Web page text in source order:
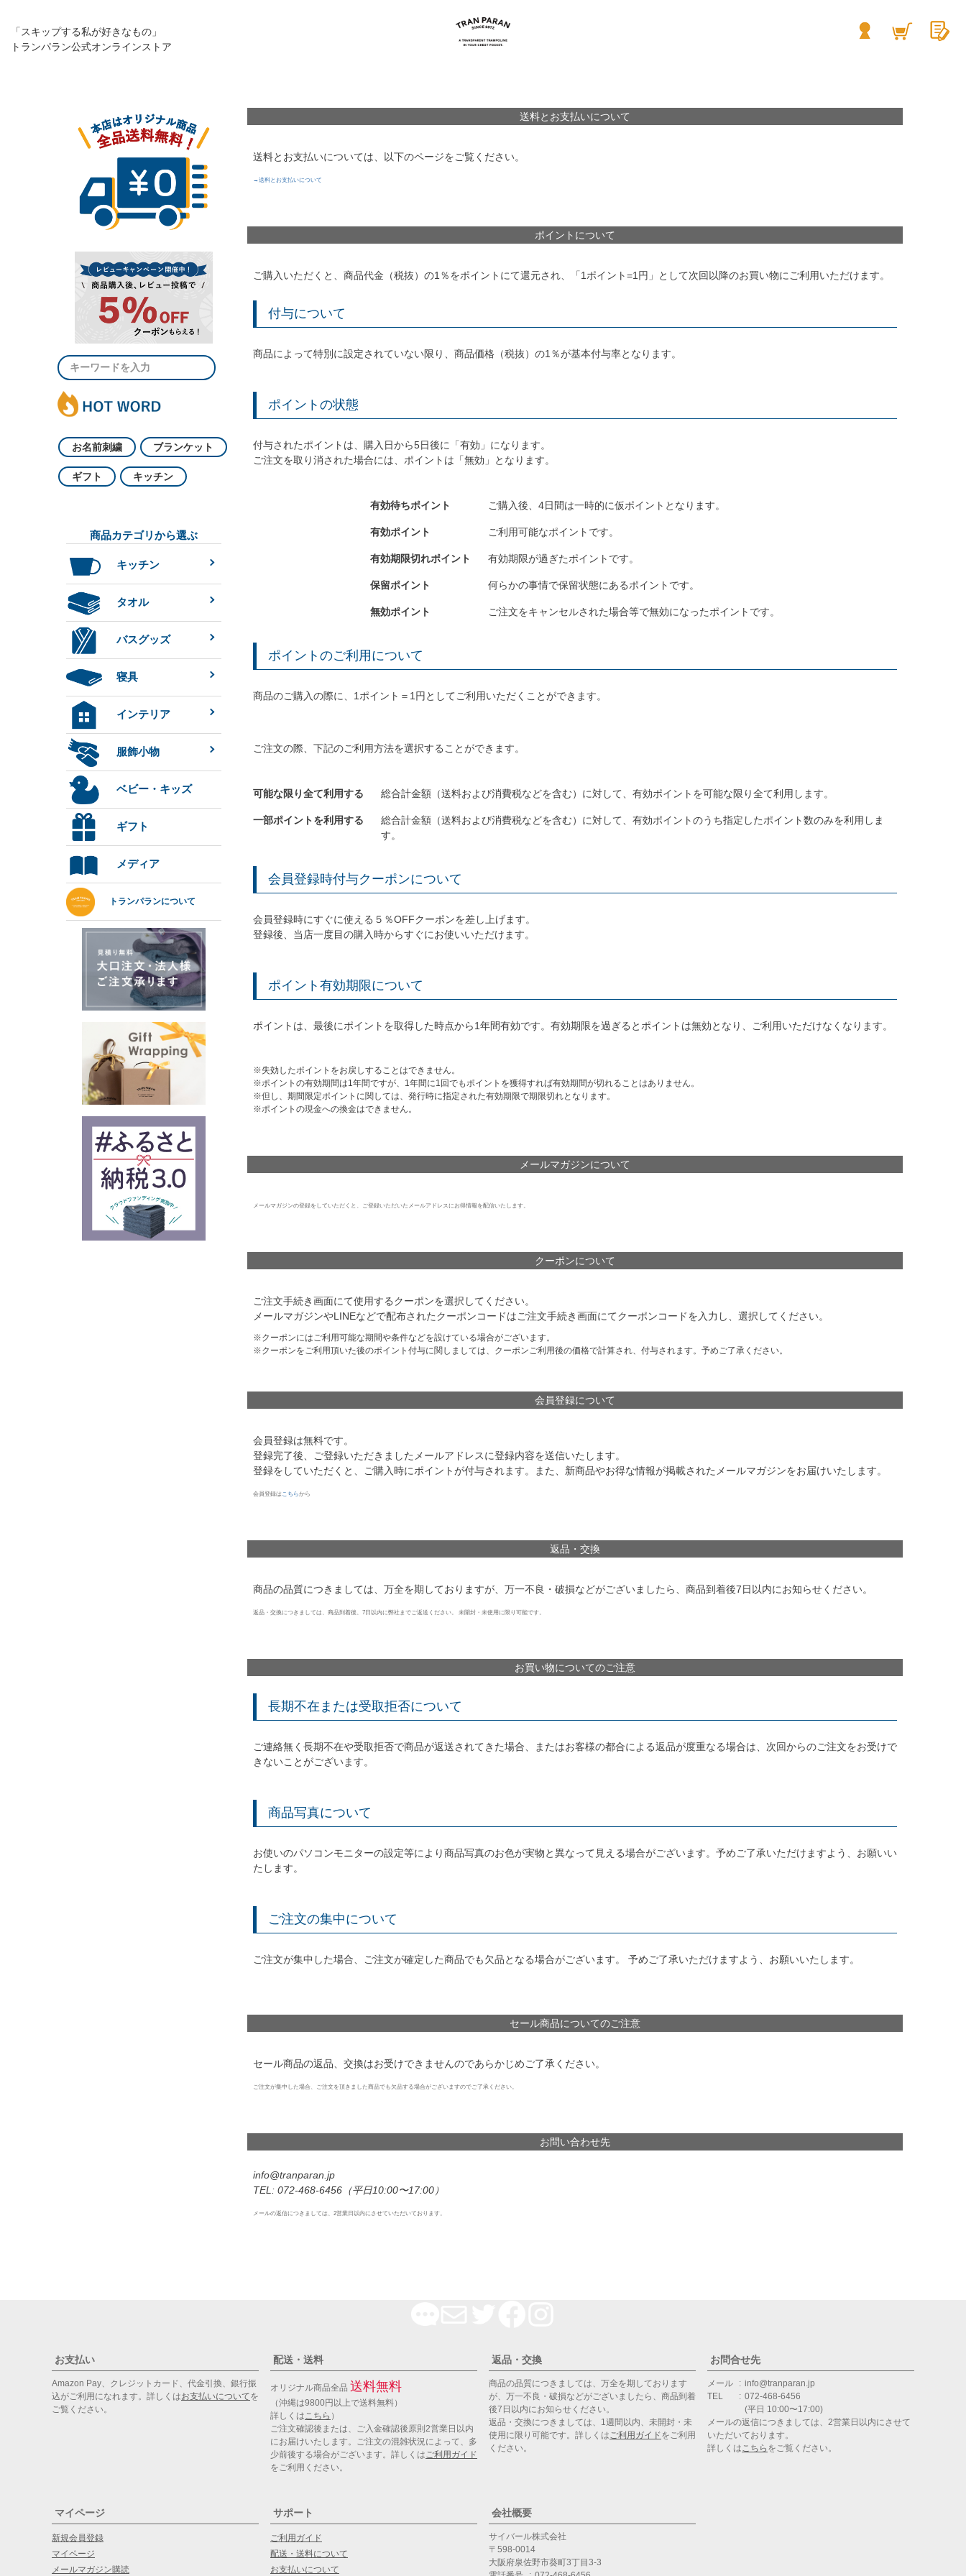
「スキップする私が好きなもの」
トランパラン公式オンラインストア
お名前刺繍 ブランケット
ギフト キッチン
商品カテゴリから選ぶ
キッチン
タオル
バスグッズ
寝具
インテリア
服飾小物
ベビー・キッズ
ギフト
メディア
トランパランについて
送料とお支払いについて
送料とお支払いについては、以下のページをご覧ください。
→送料とお支払いについて
ポイントについて
ご購入いただくと、商品代金（税抜）の1％をポイントにて還元され、「1ポイント=1円」として次回以降のお買い物にご利用いただけます。
付与について
商品によって特別に設定されていない限り、商品価格（税抜）の1％が基本付与率となります。
ポイントの状態
付与されたポイントは、購入日から5日後に「有効」になります。
ご注文を取り消された場合には、ポイントは「無効」となります。
有効待ちポイント ご購入後、4日間は一時的に仮ポイントとなります。
有効ポイント ご利用可能なポイントです。
有効期限切れポイント 有効期限が過ぎたポイントです。
保留ポイント 何らかの事情で保留状態にあるポイントです。
無効ポイント ご注文をキャンセルされた場合等で無効になったポイントです。
ポイントのご利用について
商品のご購入の際に、1ポイント＝1円としてご利用いただくことができます。
ご注文の際、下記のご利用方法を選択することができます。
可能な限り全て利用する 総合計金額（送料および消費税などを含む）に対して、有効ポイントを可能な限り全て利用します。
一部ポイントを利用する
総合計金額（送料および消費税などを含む）に対して、有効ポイントのうち指定したポイント数のみを利用しま
す。
会員登録時付与クーポンについて
会員登録時にすぐに使える５％OFFクーポンを差し上げます。
登録後、当店一度目の購入時からすぐにお使いいただけます。
ポイント有効期限について
ポイントは、最後にポイントを取得した時点から1年間有効です。有効期限を過ぎるとポイントは無効となり、ご利用いただけなくなります。
失効したポイントをお戻しすることはできません。
ポイントの有効期間は1年間ですが、1年間に1回でもポイントを獲得すれば有効期間が切れることはありません。
但し、期間限定ポイントに関しては、発行時に指定された有効期限で期限切れとなります。
ポイントの現金への換金はできません。
メールマガジンについて
メールマガジンの登録をしていただくと、ご登録いただいたメールアドレスにお得情報を配信いたします。
クーポンについて
ご注文手続き画面にて使用するクーポンを選択してください。
メールマガジンやLINEなどで配布されたクーポンコードはご注文手続き画面にてクーポンコードを入力し、選択してください。
クーポンにはご利用可能な期間や条件などを設けている場合がございます。
クーポンをご利用頂いた後のポイント付与に関しましては、クーポンご利用後の価格で計算され、付与されます。予めご了承ください。
会員登録について
会員登録は無料です。
登録完了後、ご登録いただきましたメールアドレスに登録内容を送信いたします。
登録をしていただくと、ご購入時にポイントが付与されます。また、新商品やお得な情報が掲載されたメールマガジンをお届けいたします。
会員登録は こちらから
返品・交換
商品の品質につきましては、万全を期しておりますが、万一不良・破損などがございましたら、商品到着後7日以内にお知らせください。
返品・交換につきましては、商品到着後、7日以内に弊社までご返送ください。 未開封・未使用に限り可能です。
お買い物についてのご注意
長期不在または受取拒否について
ご連絡無く長期不在や受取拒否で商品が返送されてきた場合、またはお客様の都合による返品が度重なる場合は、次回からのご注文をお受けで
きないことがございます。
商品写真について
お使いのパソコンモニターの設定等により商品写真のお色が実物と異なって見える場合がございます。予めご了承いただけますよう、お願いい
たします。
ご注文の集中について
ご注文が集中した場合、ご注文が確定した商品でも欠品となる場合がございます。 予めご了承いただけますよう、お願いいたします。
セール商品についてのご注意
セール商品の返品、交換はお受けできませんのであらかじめご了承ください。
ご注文が集中した場合、ご注文を頂きました商品でも欠品する場合がございますのでご了承ください。
お問い合わせ先
info@tranparan.jp
072-468-6456 （平日10:00〜17:00）
メールの返信につきましては、2営業日以内にさせていただいております。
お支払い
Amazon Pay、クレジットカード、代金引換、銀行振
込がご利用になれます。詳しくはお支払いについてを
ご覧ください。
配送・送料
オリジナル商品全品 送料無料
（沖縄は9800円以上で送料無料）
詳しくはこちら ）
ご注文確認後または、ご入金確認後原則2営業日以内
にお届けいたします。ご注文の混雑状況によって、多
少前後する場合がございます。詳しくはご利用ガイド
をご利用ください。
返品・交換
商品の品質につきましては、万全を期しております
が、万一不良・破損などがございましたら、商品到着
後7日以内にお知らせください。
返品・交換につきましては、1週間以内、未開封・未
使用に限り可能です。詳しくはご利用ガイドをご利用
ください。
お問合せ先
メール
info@tranparan.jp
TEL
072-468-6456
(平日 10:00〜17:00)
メールの返信につきましては、2営業日以内にさせて
いただいております。
詳しくはこちら をご覧ください。
マイページ
新規会員登録
マイページ
メールマガジン購読
サポート
ご利用ガイド
配送・送料について
お支払いについて
会社概要
サイバール株式会社
598-0014
大阪府泉佐野市葵町3丁目3-3